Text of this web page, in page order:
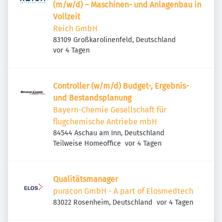
(m/w/d) – Maschinen- und Anlagenbau in
Vollzeit
Reich GmbH
83109 Großkarolinenfeld, Deutschland
Veröffentlicht
vor 4 Tagen
Controller (w/m/d) Budget-, Ergebnis-
und Bestandsplanung
Bayern-Chemie Gesellschaft für
flugchemische Antriebe mbH
84544 Aschau am Inn, Deutschland
Teilweise Homeoffice Veröffentlicht
vor 4 Tagen
Qualitätsmanager
puracon GmbH - A part of Elosmedtech
83022 Rosenheim, Deutschland Veröffentlicht
vor 4 Tagen